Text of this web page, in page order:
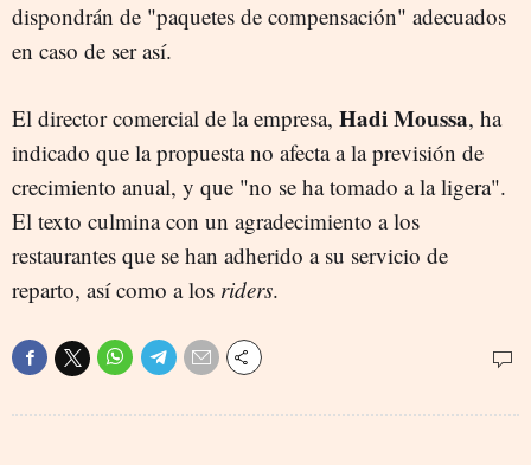
dispondrán de "paquetes de compensación" adecuados
en caso de ser así.
El director comercial de la empresa, Hadi Moussa, ha
indicado que la propuesta no afecta a la previsión de
crecimiento anual, y que "no se ha tomado a la ligera".
El texto culmina con un agradecimiento a los
restaurantes que se han adherido a su servicio de
reparto, así como a los riders.